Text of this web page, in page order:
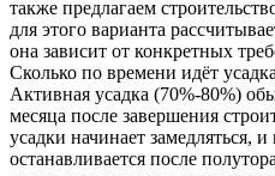
также предлагаем
для этого варианта
она зависит от конкретных
Сколько по времени идёт
Активная усадка (70%-80%)
месяца после завершения
усадки начинает замедляться,
останавливается после